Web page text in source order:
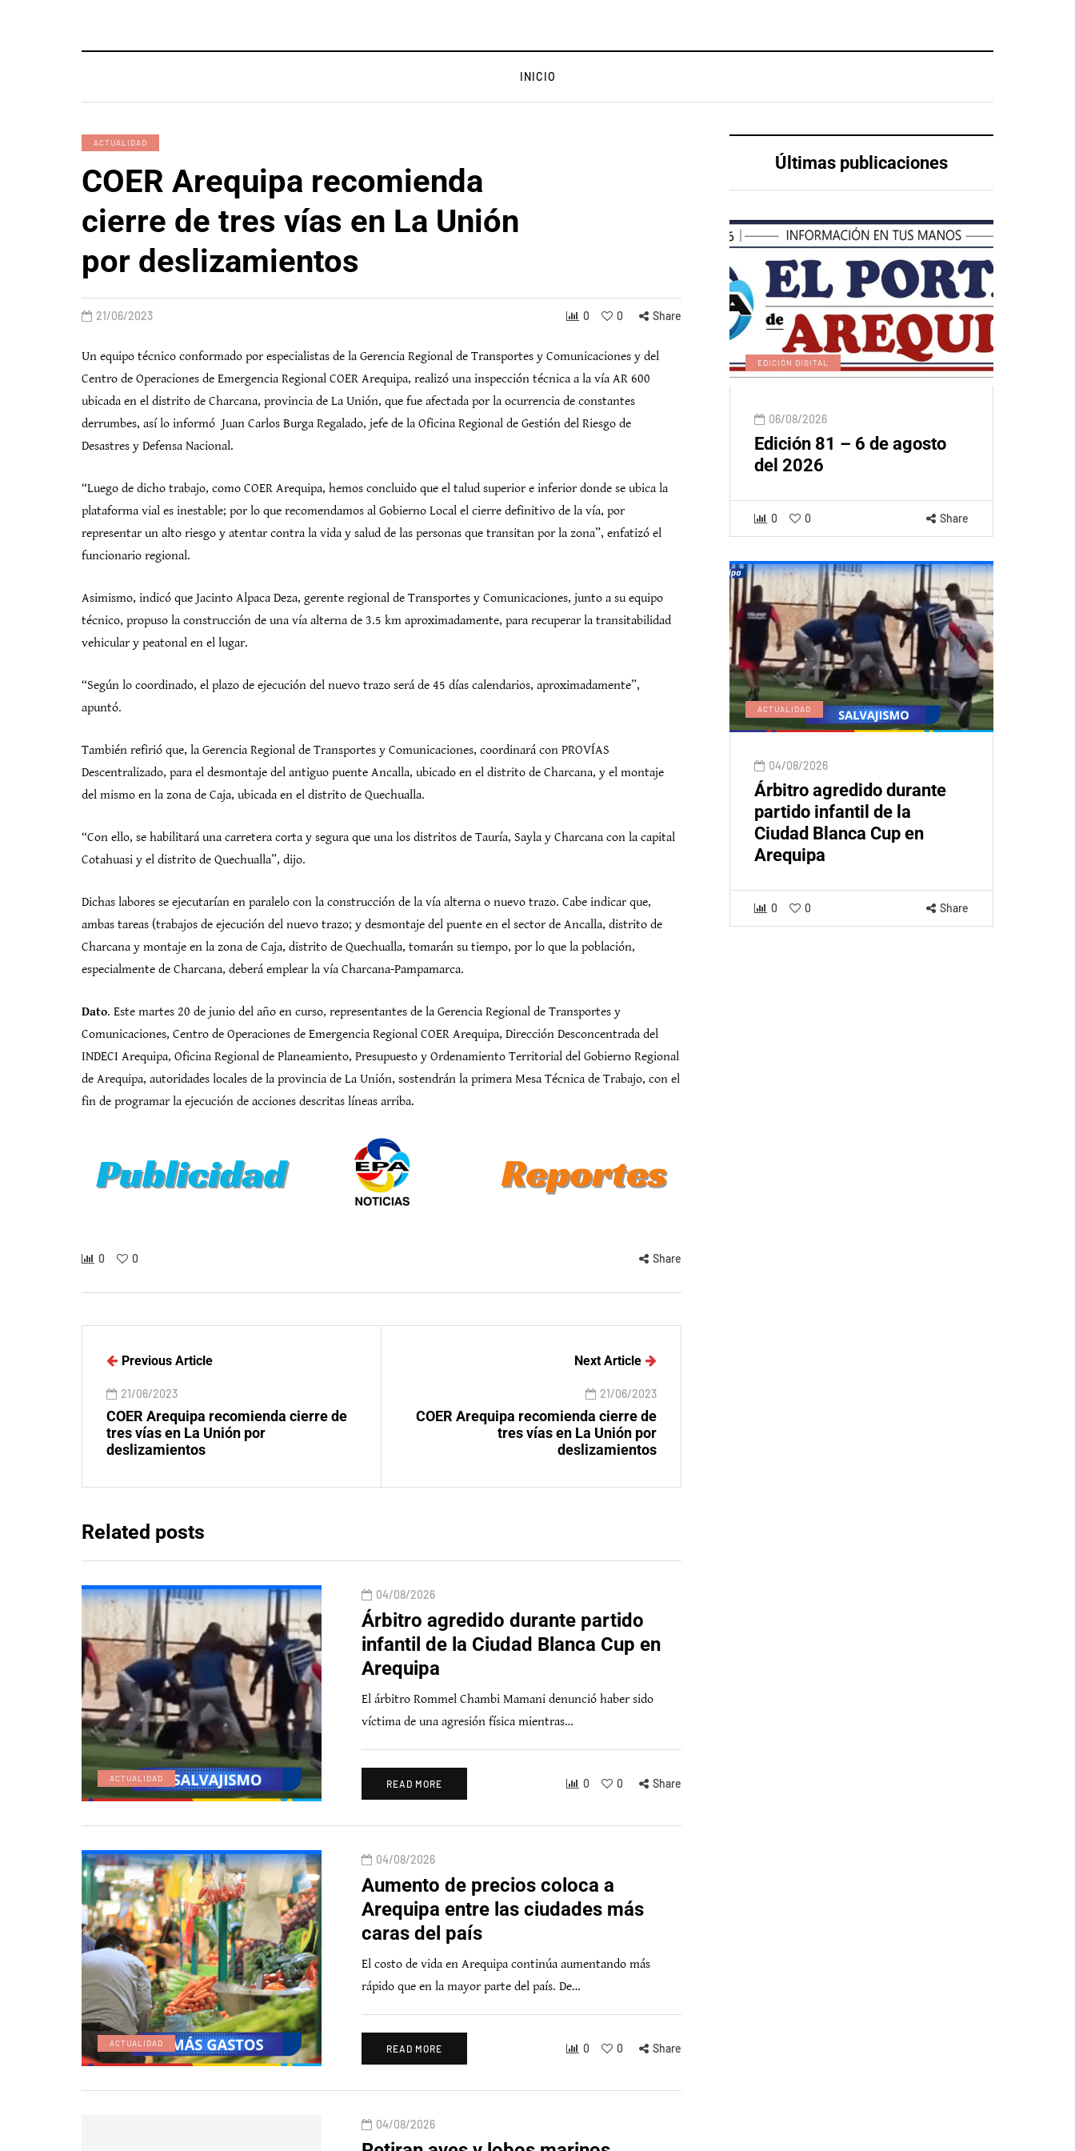
INICIO
ACTUALIDAD
COER Arequipa recomienda
cierre de tres vías en La Unión
por deslizamientos
21/06/2023 0 0 Share
Un equipo técnico conformado por especialistas de la Gerencia Regional de Transportes y Comunicaciones y del
Centro de Operaciones de Emergencia Regional COER Arequipa, realizó una inspección técnica a la vía AR 600
ubicada en el distrito de Charcana, provincia de La Unión, que fue afectada por la ocurrencia de constantes
derrumbes, así lo informó Juan Carlos Burga Regalado, jefe de la Oficina Regional de Gestión del Riesgo de
Desastres y Defensa Nacional.
“Luego de dicho trabajo, como COER Arequipa, hemos concluido que el talud superior e inferior donde se ubica la
plataforma vial es inestable; por lo que recomendamos al Gobierno Local el cierre definitivo de la vía, por
representar un alto riesgo y atentar contra la vida y salud de las personas que transitan por la zona”, enfatizó el
funcionario regional.
Asimismo, indicó que Jacinto Alpaca Deza, gerente regional de Transportes y Comunicaciones, junto a su equipo
técnico, propuso la construcción de una vía alterna de 3.5 km aproximadamente, para recuperar la transitabilidad
vehicular y peatonal en el lugar.
“Según lo coordinado, el plazo de ejecución del nuevo trazo será de 45 días calendarios, aproximadamente”,
apuntó.
También refirió que, la Gerencia Regional de Transportes y Comunicaciones, coordinará con PROVÍAS
Descentralizado, para el desmontaje del antiguo puente Ancalla, ubicado en el distrito de Charcana, y el montaje
del mismo en la zona de Caja, ubicada en el distrito de Quechualla.
“Con ello, se habilitará una carretera corta y segura que una los distritos de Tauría, Sayla y Charcana con la capital
Cotahuasi y el distrito de Quechualla”, dijo.
Dichas labores se ejecutarían en paralelo con la construcción de la vía alterna o nuevo trazo. Cabe indicar que,
ambas tareas (trabajos de ejecución del nuevo trazo; y desmontaje del puente en el sector de Ancalla, distrito de
Charcana y montaje en la zona de Caja, distrito de Quechualla, tomarán su tiempo, por lo que la población,
especialmente de Charcana, deberá emplear la vía Charcana-Pampamarca.
Dato. Este martes 20 de junio del año en curso, representantes de la Gerencia Regional de Transportes y
Comunicaciones, Centro de Operaciones de Emergencia Regional COER Arequipa, Dirección Desconcentrada del
INDECI Arequipa, Oficina Regional de Planeamiento, Presupuesto y Ordenamiento Territorial del Gobierno Regional
de Arequipa, autoridades locales de la provincia de La Unión, sostendrán la primera Mesa Técnica de Trabajo, con el
fin de programar la ejecución de acciones descritas líneas arriba.
0 0 Share
Últimas publicaciones
EDICIÓN DIGITAL
06/08/2026
Edición 81 – 6 de agosto
del 2026
0 0 Share
ACTUALIDAD
04/08/2026
Árbitro agredido durante
partido infantil de la
Ciudad Blanca Cup en
Arequipa
0 0 Share
Previous Article
21/06/2023
COER Arequipa recomienda cierre de
tres vías en La Unión por
deslizamientos
Next Article
21/06/2023
COER Arequipa recomienda cierre de
tres vías en La Unión por
deslizamientos
Related posts
ACTUALIDAD
04/08/2026
Árbitro agredido durante partido
infantil de la Ciudad Blanca Cup en
Arequipa
El árbitro Rommel Chambi Mamani denunció haber sido
víctima de una agresión física mientras…
READ MORE 0 0 Share
ACTUALIDAD
04/08/2026
Aumento de precios coloca a
Arequipa entre las ciudades más
caras del país
El costo de vida en Arequipa continúa aumentando más
rápido que en la mayor parte del país. De…
READ MORE 0 0 Share
04/08/2026